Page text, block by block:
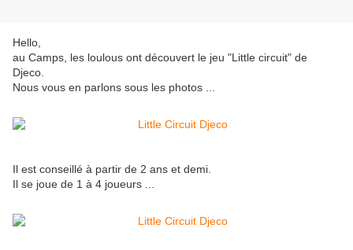
Hello,
au Camps, les loulous ont découvert le jeu "Little circuit" de
Djeco.
Nous vous en parlons sous les photos ...
Il est conseillé à partir de 2 ans et demi.
Il se joue de 1 à 4 joueurs ...